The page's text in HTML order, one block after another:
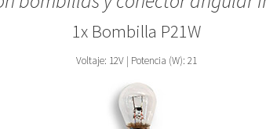
1x Bombilla P21W
Voltaje: 12V | Potencia (W): 21